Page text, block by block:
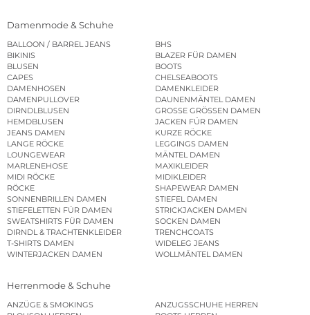
Damenmode & Schuhe
BALLOON / BARREL JEANS
BHS
BIKINIS
BLAZER FÜR DAMEN
BLUSEN
BOOTS
CAPES
CHELSEABOOTS
DAMENHOSEN
DAMENKLEIDER
DAMENPULLOVER
DAUNENMÄNTEL DAMEN
DIRNDLBLUSEN
GROSSE GRÖSSEN DAMEN
HEMDBLUSEN
JACKEN FÜR DAMEN
JEANS DAMEN
KURZE RÖCKE
LANGE RÖCKE
LEGGINGS DAMEN
LOUNGEWEAR
MÄNTEL DAMEN
MARLENEHOSE
MAXIKLEIDER
MIDI RÖCKE
MIDIKLEIDER
RÖCKE
SHAPEWEAR DAMEN
SONNENBRILLEN DAMEN
STIEFEL DAMEN
STIEFELETTEN FÜR DAMEN
STRICKJACKEN DAMEN
SWEATSHIRTS FÜR DAMEN
SOCKEN DAMEN
DIRNDL & TRACHTENKLEIDER
TRENCHCOATS
T-SHIRTS DAMEN
WIDELEG JEANS
WINTERJACKEN DAMEN
WOLLMÄNTEL DAMEN
Herrenmode & Schuhe
ANZÜGE & SMOKINGS
ANZUGSSCHUHE HERREN